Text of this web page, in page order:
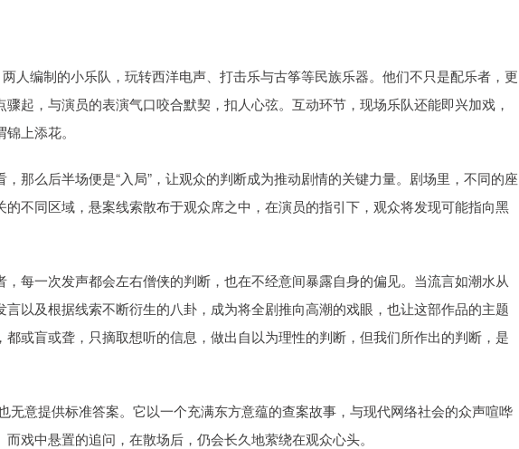
人编制的小乐队，玩转西洋电声、打击乐与古筝等民族乐器。他们不只是配乐者，更
起，与演员的表演气口咬合默契，扣人心弦。互动环节，现场乐队还能即兴加戏，
上添花。
那么后半场便是“入局”，让观众的判断成为推动剧情的关键力量。剧场里，不同的座
的不同区域，悬案线索散布于观众席之中，在演员的指引下，观众将发现可能指向黑
每一次发声都会左右僧侠的判断，也在不经意间暴露自身的偏见。当流言如潮水从
以及根据线索不断衍生的八卦，成为将全剧推向高潮的戏眼，也让这部作品的主题
或盲或聋，只摘取想听的信息，做出自以为理性的判断，但我们所作出的判断，是
无意提供标准答案。它以一个充满东方意蕴的查案故事，与现代网络社会的众声喧哗
戏中悬置的追问，在散场后，仍会长久地萦绕在观众心头。